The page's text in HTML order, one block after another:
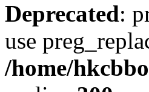
Deprecated:
use
/home/